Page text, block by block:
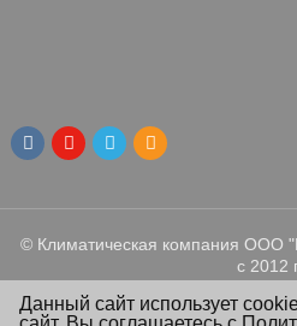
© Климатическая компания ООО
с 2012
Данный сайт использует